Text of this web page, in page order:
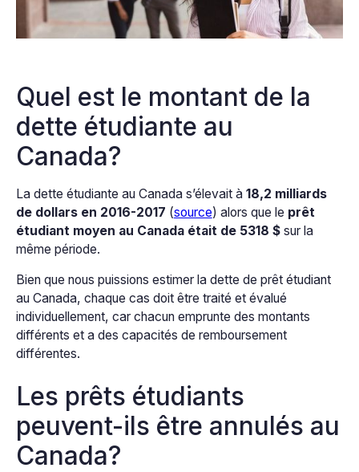
Quel est le montant de la
dette étudiante au
Canada?
La dette étudiante au Canada s’élevait à 18,2 milliards
de dollars en 2016-2017 (source) alors que le prêt
étudiant moyen au Canada était de 5318 $ sur la
même période.
Bien que nous puissions estimer la dette de prêt étudiant
au Canada, chaque cas doit être traité et évalué
individuellement, car chacun emprunte des montants
différents et a des capacités de remboursement
différentes.
Les prêts étudiants
peuvent-ils être annulés au
Canada?